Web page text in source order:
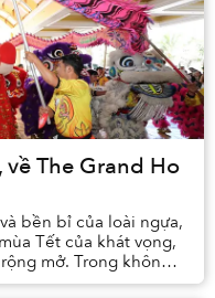
The Grand Ho
bền bỉ của loài ngựa,
Tết của khát vọng,
mở. Trong không
tru...